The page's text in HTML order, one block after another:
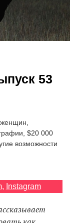
53
$20 000
возможности
, Instagram